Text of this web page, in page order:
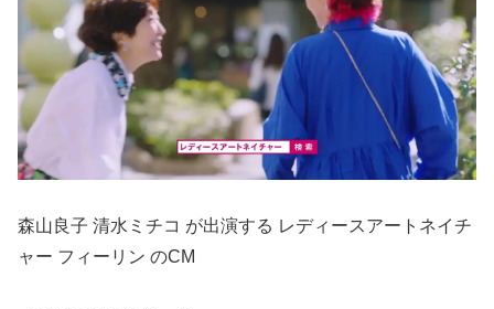
森山良子 清水ミチコ が出演する レディースアートネイチ
ャー フィーリン のCM